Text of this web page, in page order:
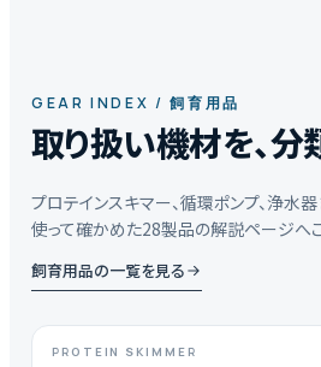
GEAR INDEX / 飼育用品
取り扱い機材を、分
プロテインスキマー、循環ポンプ、浄水
使って確かめた28製品の解説ページへご
飼育用品の一覧を見る
PROTEIN SKIMMER